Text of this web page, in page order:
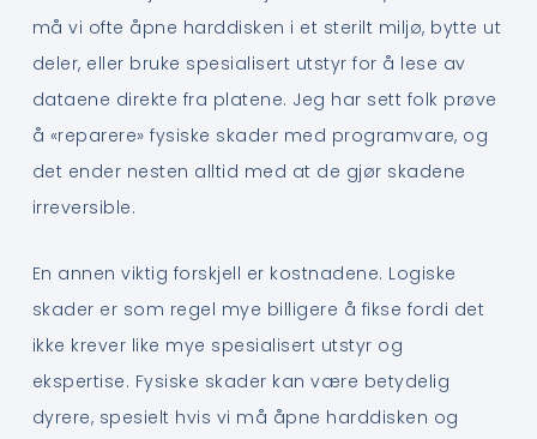
må vi ofte åpne harddisken i et sterilt miljø, bytte ut
deler, eller bruke spesialisert utstyr for å lese av
dataene direkte fra platene. Jeg har sett folk prøve
å «reparere» fysiske skader med programvare, og
det ender nesten alltid med at de gjør skadene
irreversible.
En annen viktig forskjell er kostnadene. Logiske
skader er som regel mye billigere å fikse fordi det
ikke krever like mye spesialisert utstyr og
ekspertise. Fysiske skader kan være betydelig
dyrere, spesielt hvis vi må åpne harddisken og